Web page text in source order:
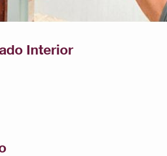
Interior